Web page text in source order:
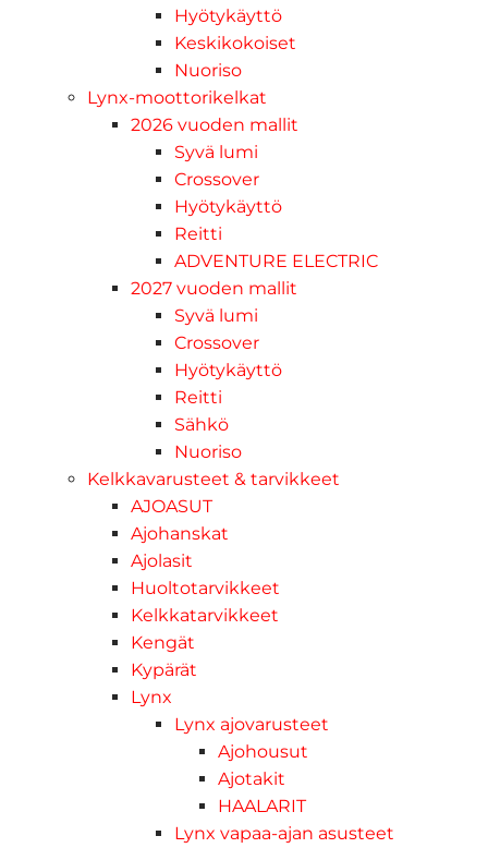
Hyötykäyttö
Keskikokoiset
Nuoriso
Lynx-moottorikelkat
2026 vuoden mallit
Syvä lumi
Crossover
Hyötykäyttö
Reitti
ADVENTURE ELECTRIC
2027 vuoden mallit
Syvä lumi
Crossover
Hyötykäyttö
Reitti
Sähkö
Nuoriso
Kelkkavarusteet & tarvikkeet
AJOASUT
Ajohanskat
Ajolasit
Huoltotarvikkeet
Kelkkatarvikkeet
Kengät
Kypärät
Lynx
Lynx ajovarusteet
Ajohousut
Ajotakit
HAALARIT
Lynx vapaa-ajan asusteet